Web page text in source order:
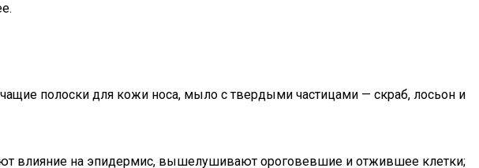
полоски для кожи носа, мыло с твердыми частицами — скраб, лосьон и
влияние на эпидермис, вышелушивают ороговевшие и отжившее клетки;